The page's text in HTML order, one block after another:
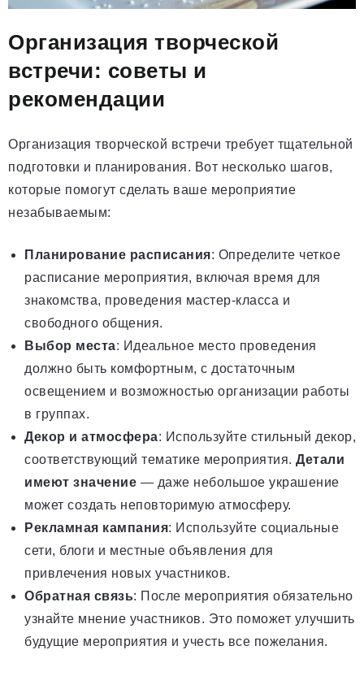
Организация творческой
встречи: советы и
рекомендации
Организация творческой встречи требует тщательной
подготовки и планирования. Вот несколько шагов,
которые помогут сделать ваше мероприятие
незабываемым:
Планирование расписания: Определите четкое
расписание мероприятия, включая время для
знакомства, проведения мастер-класса и
свободного общения.
Выбор места: Идеальное место проведения
должно быть комфортным, с достаточным
освещением и возможностью организации работы
в группах.
Декор и атмосфера: Используйте стильный декор,
соответствующий тематике мероприятия. Детали
имеют значение — даже небольшое украшение
может создать неповторимую атмосферу.
Рекламная кампания: Используйте социальные
сети, блоги и местные объявления для
привлечения новых участников.
Обратная связь: После мероприятия обязательно
узнайте мнение участников. Это поможет улучшить
будущие мероприятия и учесть все пожелания.